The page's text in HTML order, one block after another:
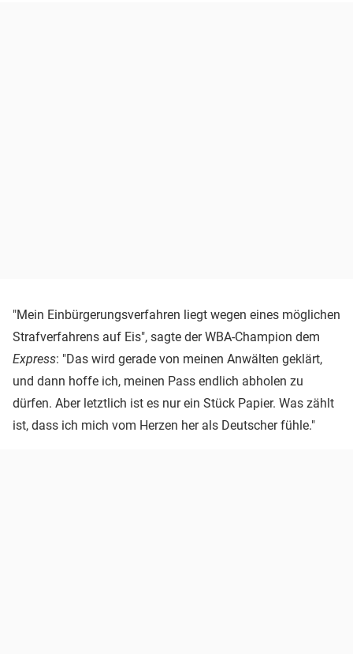
"Mein Einbürgerungsverfahren liegt wegen eines möglichen
Strafverfahrens auf Eis", sagte der WBA-Champion dem
Express: "Das wird gerade von meinen Anwälten geklärt,
und dann hoffe ich, meinen Pass endlich abholen zu
dürfen. Aber letztlich ist es nur ein Stück Papier. Was zählt
ist, dass ich mich vom Herzen her als Deutscher fühle."